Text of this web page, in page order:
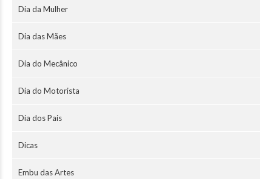
Dia da Mulher
Dia das Mães
Dia do Mecânico
Dia do Motorista
Dia dos Pais
Dicas
Embu das Artes